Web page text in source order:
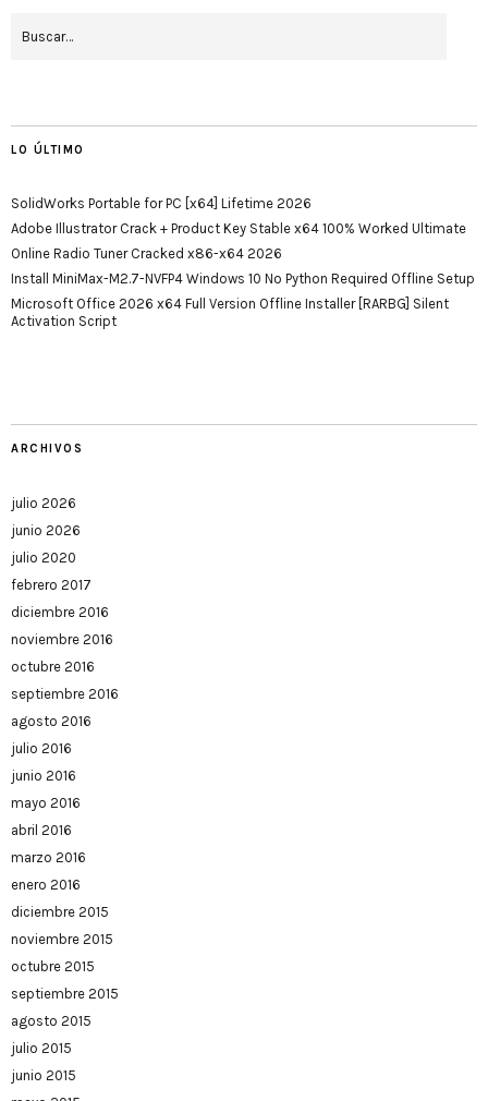
LO ÚLTIMO
SolidWorks Portable for PC [x64] Lifetime 2026
Adobe Illustrator Crack + Product Key Stable x64 100% Worked Ultimate
Online Radio Tuner Cracked x86-x64 2026
Install MiniMax-M2.7-NVFP4 Windows 10 No Python Required Offline Setup
Microsoft Office 2026 x64 Full Version Offline Installer [RARBG] Silent
Activation Script
ARCHIVOS
julio 2026
junio 2026
julio 2020
febrero 2017
diciembre 2016
noviembre 2016
octubre 2016
septiembre 2016
agosto 2016
julio 2016
junio 2016
mayo 2016
abril 2016
marzo 2016
enero 2016
diciembre 2015
noviembre 2015
octubre 2015
septiembre 2015
agosto 2015
julio 2015
junio 2015